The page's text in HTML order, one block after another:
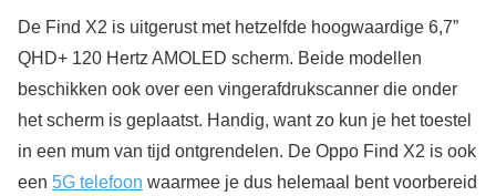
De Find X2 is uitgerust met hetzelfde hoogwaardige 6,7”
QHD+ 120 Hertz AMOLED scherm. Beide modellen
beschikken ook over een vingerafdrukscanner die onder
het scherm is geplaatst. Handig, want zo kun je het toestel
in een mum van tijd ontgrendelen. De Oppo Find X2 is ook
een 5G telefoon waarmee je dus helemaal bent voorbereid